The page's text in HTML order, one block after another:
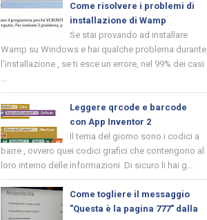
Come risolvere i problemi di
installazione di Wamp
Se stai provando ad installare
Wamp su Windows e hai qualche problema durante
l'installazione , se ti esce un errore, nel 99% dei casi
...
Leggere qrcode e barcode
con App Inventor 2
Il tema del giorno sono i codici a
barre , ovvero quei codici grafici che contengono al
loro interno delle informazioni. Di sicuro li hai g...
Come togliere il messaggio
"Questa è la pagina 777" dalla